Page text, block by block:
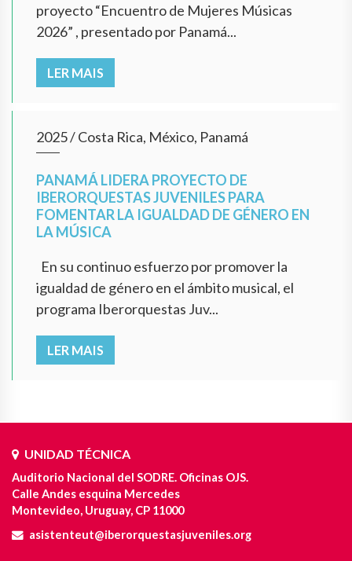
proyecto “Encuentro de Mujeres Músicas
2026” , presentado por Panamá...
LER MAIS
2025/Costa Rica, México, Panamá
PANAMÁ LIDERA PROYECTO DE
IBERORQUESTAS JUVENILES PARA
FOMENTAR LA IGUALDAD DE GÉNERO EN
LA MÚSICA
En su continuo esfuerzo por promover la
igualdad de género en el ámbito musical, el
programa Iberorquestas Juv...
LER MAIS
UNIDAD TÉCNICA
Auditorio Nacional del SODRE. Oficinas OJS.
Calle Andes esquina Mercedes
Montevideo, Uruguay, CP 11000
asistenteut@iberorquestasjuveniles.org